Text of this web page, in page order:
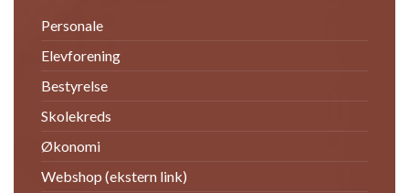
Personale
Elevforening
Bestyrelse
Skolekreds
Økonomi
Webshop (ekstern link)